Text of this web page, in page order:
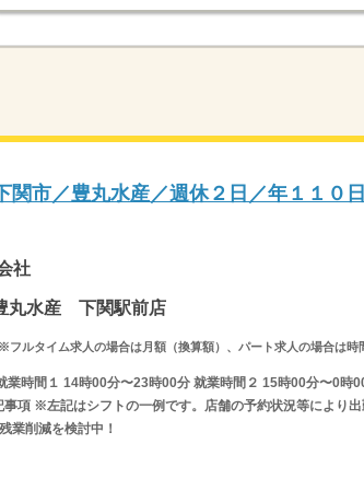
市／豊丸水産／週休２日／年１１０
社
丸水産 下関駅前店
フルタイム求人の場合は月額（換算額）、パート求人の場合は時
業時間１ 14時00分〜23時00分 就業時間２ 15時00分〜0時
事項 ※左記はシフトの一例です。店舗の予約状況等により
業削減を検討中！